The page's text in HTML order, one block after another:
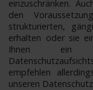
einzuschränken.
den
strukturierten,
erhalten oder sie
Ihnen ein
empfehlen
unseren